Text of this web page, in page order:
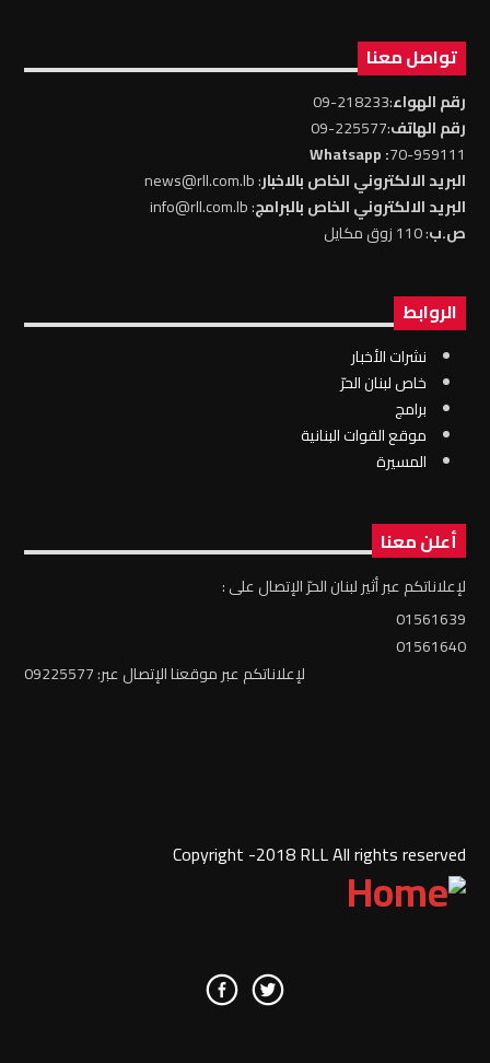
تواصل معنا
رقم الهواء:218233-09
رقم الهاتف:225577-09
70-959111
: Whatsapp
البريد الالكتروني الخاص بالاخبار: news@rll.com.lb
البريد الالكتروني الخاص بالبرامج: info@rll.com.lb
ص.ب: 110 زوق مكايل
الروابط
نشرات الأخبار
خاص لبنان الحرّ
برامج
موقع القوات البنانية
المسيرة
أعلن معنا
لإعلاناتكم عبر أثير لبنان الحرّ الإتصال على :
01561639
01561640
لإعلاناتكم عبر موقعنا الإتصال عبر: 09225577
Copyright -2018 RLL All rights reserved